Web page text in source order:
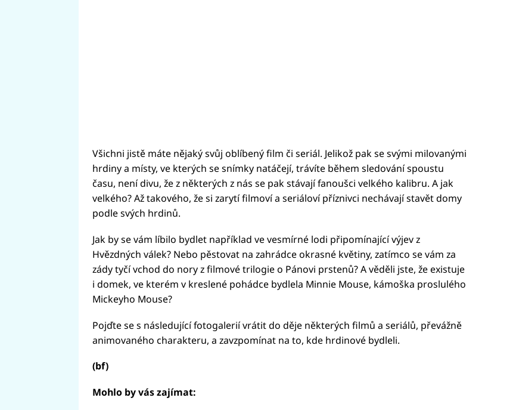
Všichni jistě máte nějaký svůj oblíbený film či seriál. Jelikož pak se svými milovanými
hrdiny a místy, ve kterých se snímky natáčejí, trávíte během sledování spoustu
času, není divu, že z některých z nás se pak stávají fanoušci velkého kalibru. A jak
velkého? Až takového, že si zarytí filmoví a seriáloví příznivci nechávají stavět domy
podle svých hrdinů.
Jak by se vám líbilo bydlet například ve vesmírné lodi připomínající výjev z
Hvězdných válek? Nebo pěstovat na zahrádce okrasné květiny, zatímco se vám za
zády tyčí vchod do nory z filmové trilogie o Pánovi prstenů? A věděli jste, že existuje
i domek, ve kterém v kreslené pohádce bydlela Minnie Mouse, kámoška proslulého
Mickeyho Mouse?
Pojďte se s následující fotogalerií vrátit do děje některých filmů a seriálů, převážně
animovaného charakteru, a zavzpomínat na to, kde hrdinové bydleli.
(bf)
Mohlo by vás zajímat: